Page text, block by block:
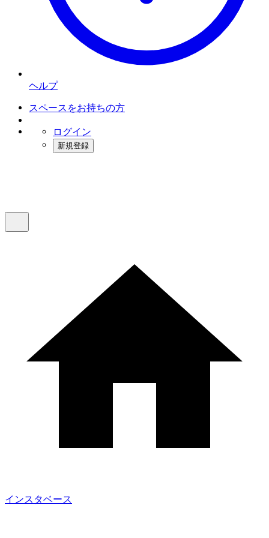
ヘルプ
スペースをお持ちの方
ログイン
新規登録
インスタベース